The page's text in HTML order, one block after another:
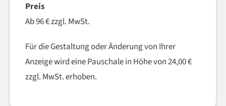
Preis
Ab 96 € zzgl. MwSt.
Für die Gestaltung oder Änderung von Ihrer
Anzeige wird eine Pauschale in Höhe von 24,00 €
zzgl. MwSt. erhoben.